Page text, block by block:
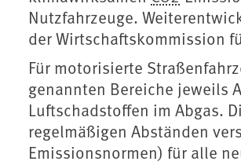
Nutzfahrzeuge.
der Wirtschaftskommission
Für motorisierte
genannten Bereiche jeweils
Luftschadstoffen im Abgas.
regelmäßigen Abständen
Emissionsnormen) für alle